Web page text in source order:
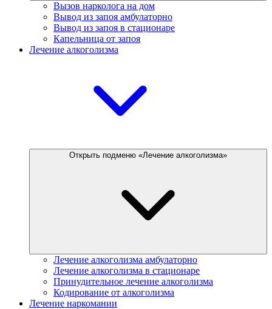
Вызов нарколога на дом
Вывод из запоя амбулаторно
Вывод из запоя в стационаре
Капельница от запоя
Лечение алкоголизма
Открыть подменю «Лечение алкоголизма»
Лечение алкоголизма амбулаторно
Лечение алкоголизма в стационаре
Принудительное лечение алкоголизма
Кодирование от алкоголизма
Лечение наркомании